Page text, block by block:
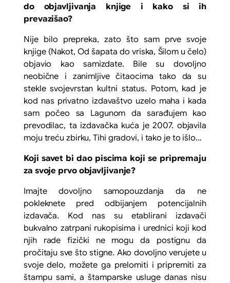
do objavljivanja knjige i kako si ih
prevazišao?
Nije bilo prepreka, zato što sam prve svoje
knjige (Nakot, Od šapata do vriska, Šilom u čelo)
objavio kao samizdate. Bile su dovoljno
neobične i zanimljive čitaocima tako da su
stekle svojevrstan kultni status. Potom, kad je
kod nas privatno izdavaštvo uzelo maha i kada
sam počeo sa Lagunom da sarađujem kao
prevodilac, ta izdavačka kuća je 2007. objavila
moju treću zbirku,Tihi gradovi, i tako je to išlo…
Koji savet bi dao piscima koji se pripremaju
za svoje prvo objavljivanje?
Imajte dovoljno samopouzdanja da ne
pokleknete pred odbijanjem potencijalnih
izdavača. Kod nas su etablirani izdavači
bukvalno zatrpani rukopisima i urednici koji kod
njih rade fizički ne mogu da postignu da
pročitaju sve što stigne. Ako dovoljno verujete u
svoje delo, možete ga prelomiti i pripremiti za
štampu sami, a štamparske usluge danas nisu